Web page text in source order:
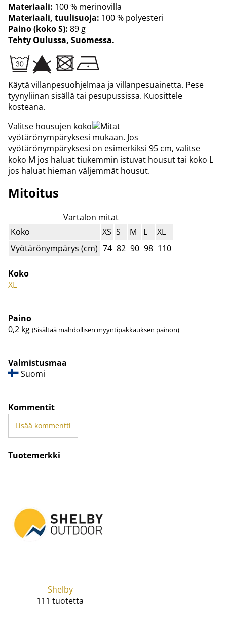
Materiaali: 100 % merinovilla
Materiaali, tuulisuoja: 100 % polyesteri
Paino (koko S): 89 g
Tehty Oulussa, Suomessa.
Käytä villanpesuohjelmaa ja villanpesuainetta. Pese
tyynyliinan sisällä tai pesupussissa. Kuosittele
kosteana.
Valitse housujen koko
vyötärönympäryksesi mukaan. Jos
vyötärönympäryksesi on esimerkiksi 95 cm, valitse
koko M jos haluat tiukemmin istuvat housut tai koko L
jos haluat hieman väljemmät housut.
Mitoitus
Vartalon mitat
Koko
XS S M L
XL
Vyötärönympärys (cm) 74 82 90 98 110
Koko
XL
Paino
0,2 kg (Sisältää mahdollisen myyntipakkauksen painon)
Valmistusmaa
Suomi
Kommentit
Lisää kommentti
Tuotemerkki
Shelby
111 tuotetta